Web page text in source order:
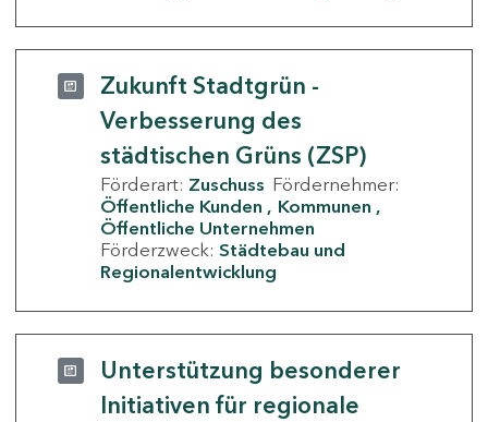
Zukunft Stadtgrün -
Verbesserung des
städtischen Grüns (ZSP)
Förderart: Zuschuss Fördernehmer:
Öffentliche Kunden
Kommunen
Öffentliche Unternehmen
Förderzweck: Städtebau und
Regionalentwicklung
Unterstützung besonderer
Initiativen für regionale